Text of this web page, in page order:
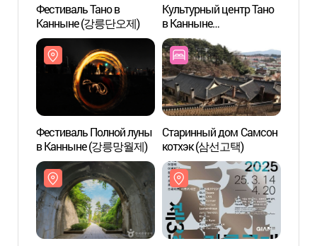
Фестиваль Тано в
Канныне (강릉단오제)
Культурный центр Тано
в Канныне
(강릉단오제전수교육관)
Фестиваль Полной луны
в Канныне (강릉망월제)
Старинный дом Самсон
котхэк (삼선고택)